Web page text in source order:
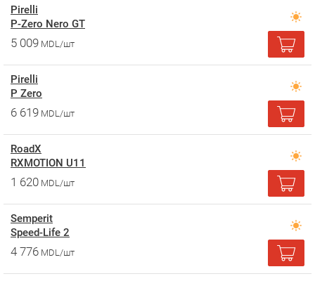
Pirelli
P-Zero Nero GT
5 009 MDL/шт
Pirelli
P Zero
6 619 MDL/шт
RoadX
RXMOTION U11
1 620 MDL/шт
Semperit
Speed-Life 2
4 776 MDL/шт